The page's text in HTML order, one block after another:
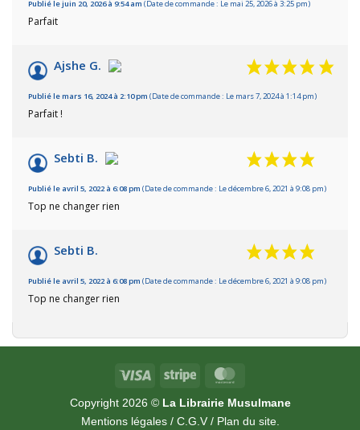
Publié le juin 20, 2026 à 9:54 am (Date de commande : Le mai 25, 2026 à 3:25 pm)
Parfait
Ajshe G.
Publié le mars 16, 2024 à 2:10 pm (Date de commande : Le mars 7, 2024 à 1:14 pm)
Parfait !
Sebti B.
Publié le avril 5, 2022 à 6:08 pm (Date de commande : Le décembre 6, 2021 à 9:08 pm)
Top ne changer rien
Sebti B.
Publié le avril 5, 2022 à 6:08 pm (Date de commande : Le décembre 6, 2021 à 9:08 pm)
Top ne changer rien
Visa Stripe
Copyright 2026 © La Librairie Musulmane
Mentions légales/ C.G.V/ Plan du site.